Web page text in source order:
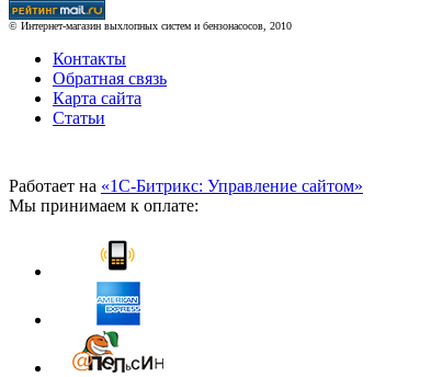
© Интернет-магазин выхлопных систем и бензонасосов, 2010
Контакты
Обратная связь
Карта сайта
Статьи
Работает на «1С-Битрикс: Управление сайтом»
Мы принимаем к оплате: